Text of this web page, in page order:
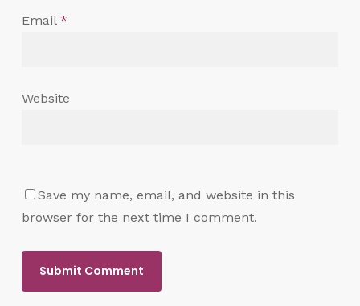
Email *
Website
Save my name, email, and website in this
browser for the next time I comment.